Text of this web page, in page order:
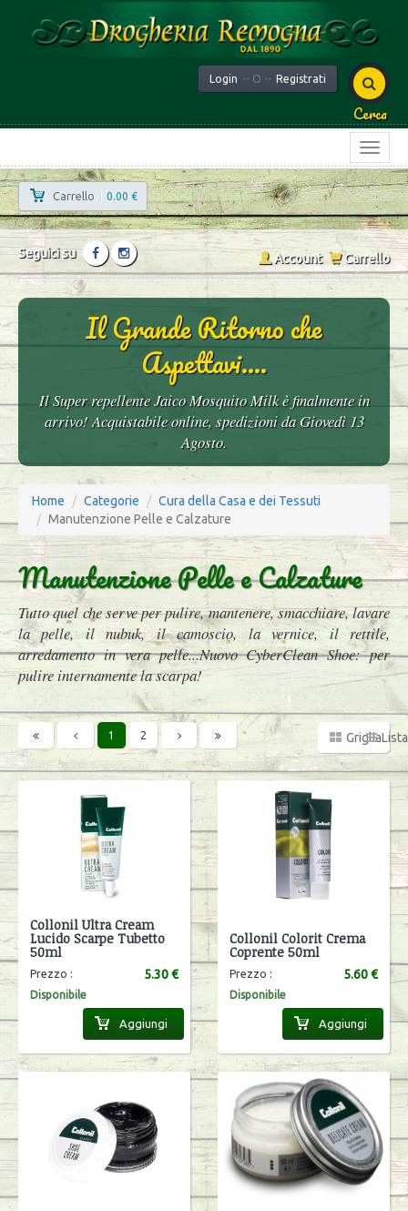
Login -- O -- Registrati
Cerca
Carrello 0.00 €
Seguici su Account Carrello
Il Grande Ritorno che
Aspettavi....
Il Super repellente Jaico Mosquito Milk è finalmente in
arrivo! Acquistabile online, spedizioni da Giovedì 13
Agosto.
Home Categorie
Cura della Casa e dei Tessuti
Manutenzione Pelle e Calzature
Manutenzione Pelle e Calzature
Tutto quel che serve per pulire, mantenere, smacchiare, lavare
la pelle, il nubuk, il camoscio, la vernice, il rettile,
arredamento in vera pelle...Nuovo CyberClean Shoe: per
pulire internamente la scarpa!
1 2 GrigliaLista
Collonil Ultra Cream
Lucido Scarpe Tubetto
50ml
Prezzo : 5.30 €
Disponibile
Aggiungi
Collonil Colorit Crema
Coprente 50ml
Prezzo : 5.60 €
Disponibile
Aggiungi